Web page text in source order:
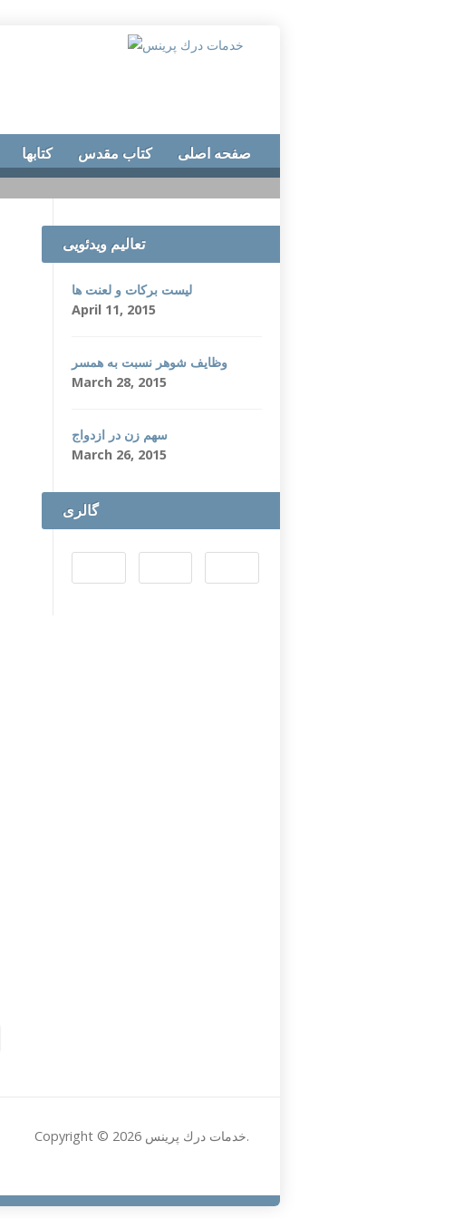
کتابها کتاب مقدس صفحه اصلی
تعالیم ویدئویی
لیست برکات و لعنت ها
April 11, 2015
وظایف شوهر نسبت به همسر
March 28, 2015
سهم زن در ازدواج
March 26, 2015
گالری
Copyright © 2026 خدمات درك پرينس.